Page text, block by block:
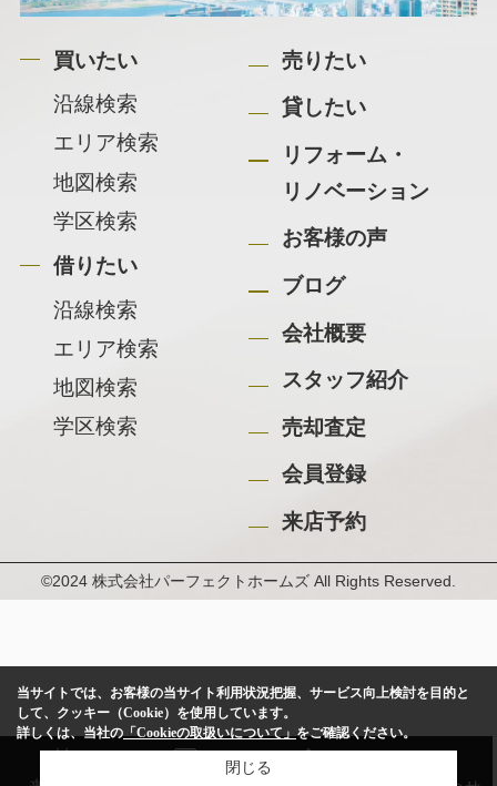
買いたい
沿線検索
エリア検索
地図検索
学区検索
借りたい
沿線検索
エリア検索
地図検索
学区検索
売りたい
貸したい
リフォーム・
リノベーション
お客様の声
ブログ
会社概要
スタッフ紹介
売却査定
会員登録
来店予約
©2024 株式会社パーフェクトホームズ All Rights Reserved.
当サイトでは、お客様の当サイト利用状況把握、サービス向上検討を目的と
して、クッキー（Cookie）を使用しています。
詳しくは、当社の 「Cookieの取扱いについて」 をご確認ください。
閉じる